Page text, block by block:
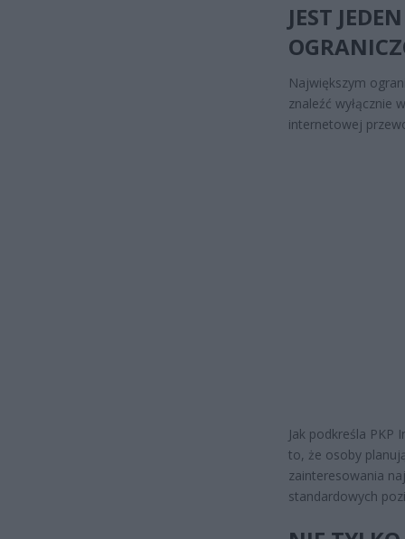
JEST
Największym
znaleźć wyłącznie
internetowej
Jak podkreśla
to, że osoby
zainteresowania
standardowych